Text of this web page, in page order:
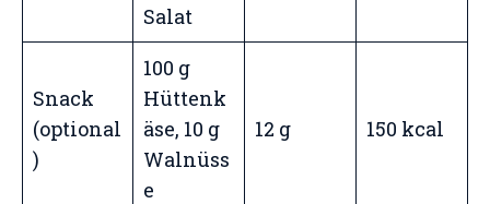
Salat
Snack
(optional
)
100 g
Hüttenk
äse, 10 g
Walnüss
e
12 g 150 kcal